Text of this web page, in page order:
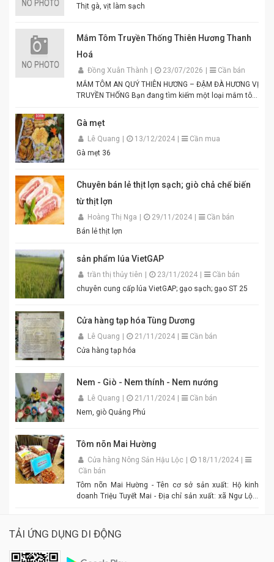
Thịt gà, vịt làm sạch
Mắm Tôm Truyền Thống Thiên Hương Thanh
Hoá
Đồng Xuân Thành 23/07/2026
Cần bán
MẮM TÔM AN QUÝ THIÊN HƯƠNG – ĐẬM ĐÀ HƯƠNG VỊ
TRUYỀN THỐNG Bạn đang tìm kiếm một loại mắm tôm
Mắm tôm An Quý Thiên Hương chính là lựa chọn hoàn
hảo cho mọi gia đình Việt. Được sản xuất từ tôm tươi
tuyển chọn theo quy trình lên men truyền thống. Màu
tím đặc trưng, hương thơm tự nhiên, vị đậm đà hài
Đóng gói tiện lợi, đảm bảo vệ sinh an toàn thực phẩm.
Hương vị thơm ngon chuẩn truyền thống. Độ sánh
mịn, màu sắc đẹp mắt. Dễ pha chế, dễ sử dụng. Phù
hợp cho gia đình, quán ăn và nhà hàng. Chỉ cần thêm
bún đậu chuẩn vị. Cam kết sản phẩm chất lượng,
đóng gói cẩn thận. Giao hàng nhanh toàn quốc. Đặt
tôm đậm đà, chuẩn vị quê hương cùng An Quý Thiên
#BunDauMamTom #GiaViTruyenThong
#DacSanVietNam #TikTokShop #AnQuyThienHuong
Gà mẹt
Lê Quang 13/12/2024
Cần mua
Gà mẹt 36
Chuyên bán lẻ thịt lợn sạch; giò chả chế biến
từ thịt lợn
Hoàng Thị Nga 29/11/2024
Cần bán
Bán lẻ thịt lợn
sản phẩm lúa VietGAP
trần thị thủy tiên 23/11/2024
Cần bán
chuyên cung cấp lúa VietGAP; gạo sạch; gạo ST 25
Cửa hàng tạp hóa Tùng Dương
Lê Quang 21/11/2024
Cần bán
Cửa hàng tạp hóa
Nem - Giò - Nem thính - Nem nướng
Lê Quang 21/11/2024
Cần bán
Nem, giò Quảng Phú
Tôm nõn Mai Hường
Cửa hàng Nông Sản Hậu Lộc 18/11/2024
Cần bán
Tôm nõn Mai Hường - Tên cơ sở sản xuất: Hộ kinh
doanh Triệu Tuyết Mai - Địa chỉ sản xuất: xã Ngư Lộc,
Giá: 600.000 đồng - 1.500.000 đồng/tùy size
TẢI ỨNG DỤNG DI ĐỘNG